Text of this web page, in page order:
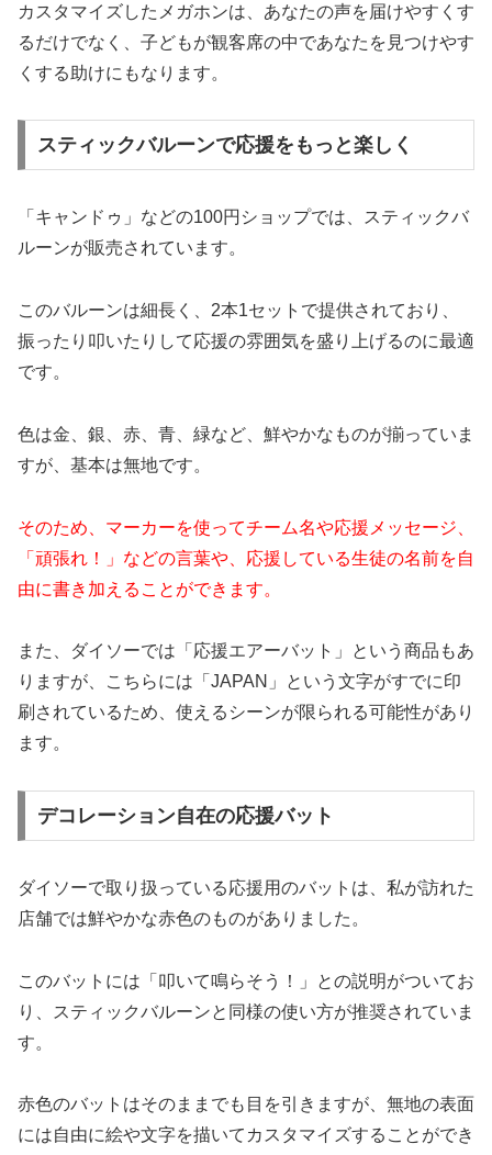
カスタマイズしたメガホンは、あなたの声を届けやすくす
るだけでなく、子どもが観客席の中であなたを見つけやす
くする助けにもなります。
スティックバルーンで応援をもっと楽しく
「キャンドゥ」などの100円ショップでは、スティックバ
ルーンが販売されています。
このバルーンは細長く、2本1セットで提供されており、
振ったり叩いたりして応援の雰囲気を盛り上げるのに最適
です。
色は金、銀、赤、青、緑など、鮮やかなものが揃っていま
すが、基本は無地です。
そのため、マーカーを使ってチーム名や応援メッセージ、
「頑張れ！」などの言葉や、応援している生徒の名前を自
由に書き加えることができます。
また、ダイソーでは「応援エアーバット」という商品もあ
りますが、こちらには「JAPAN」という文字がすでに印
刷されているため、使えるシーンが限られる可能性があり
ます。
デコレーション自在の応援バット
ダイソーで取り扱っている応援用のバットは、私が訪れた
店舗では鮮やかな赤色のものがありました。
このバットには「叩いて鳴らそう！」との説明がついてお
り、スティックバルーンと同様の使い方が推奨されていま
す。
赤色のバットはそのままでも目を引きますが、無地の表面
には自由に絵や文字を描いてカスタマイズすることができ